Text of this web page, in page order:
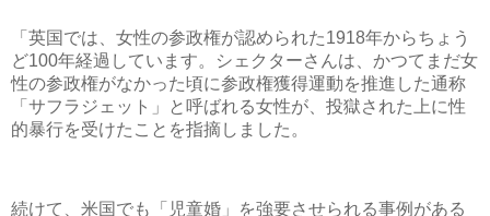
「英国では、女性の参政権が認められた1918年からちょう
ど100年経過しています。シェクターさんは、かつてまだ女
性の参政権がなかった頃に参政権獲得運動を推進した通称
「サフラジェット」と呼ばれる女性が、投獄された上に性
的暴行を受けたことを指摘しました。
続けて、米国でも「児童婚」を強要させられる事例がある